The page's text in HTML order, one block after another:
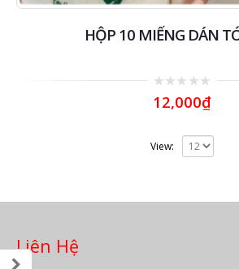
HỘP 10 MIẾNG DÁN
out
12,000₫
View:
Liên Hệ